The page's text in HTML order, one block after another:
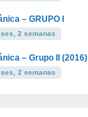
– GRUPO I
2 semanas
– Grupo II (2016)
2 semanas